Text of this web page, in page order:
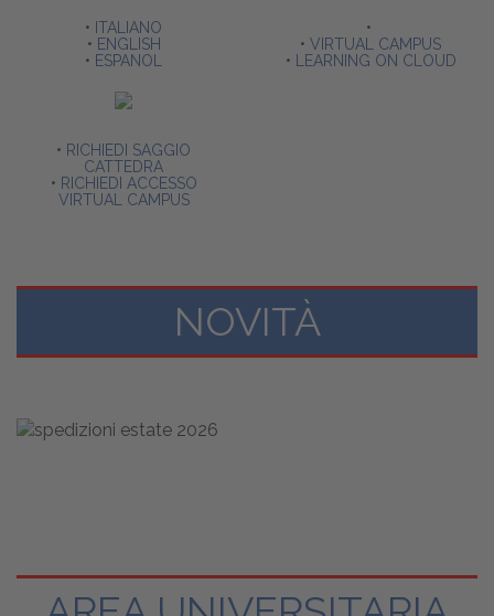
• ITALIANO
• ENGLISH
• ESPANOL
•
• VIRTUAL CAMPUS
•
LEARNING ON CLOUD
• RICHIEDI SAGGIO
CATTEDRA
• RICHIEDI ACCESSO
VIRTUAL CAMPUS
NOVITÀ